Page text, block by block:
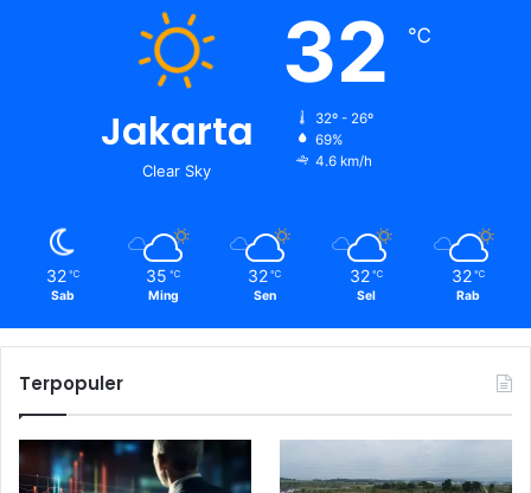
Jakarta
Clear Sky
32 ℃
32º - 26º
69%
4.6 km/h
32 ℃
Sab
35 ℃
Ming
32 ℃
Sen
32 ℃
Sel
32 ℃
Rab
Terpopuler